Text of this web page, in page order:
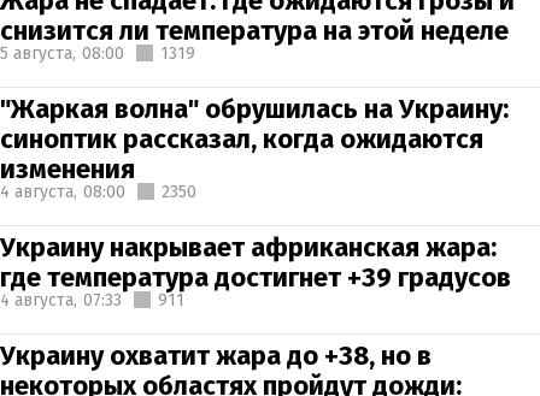
снизится ли температура на этой неделе
5 августа, 08:00 1319
"Жаркая волна" обрушилась на Украину:
синоптик рассказал, когда ожидаются
изменения
4 августа, 08:00 2350
Украину накрывает африканская жара:
где температура достигнет +39 градусов
4 августа, 07:33 911
Украину охватит жара до +38, но в
некоторых областях пройдут дожди: